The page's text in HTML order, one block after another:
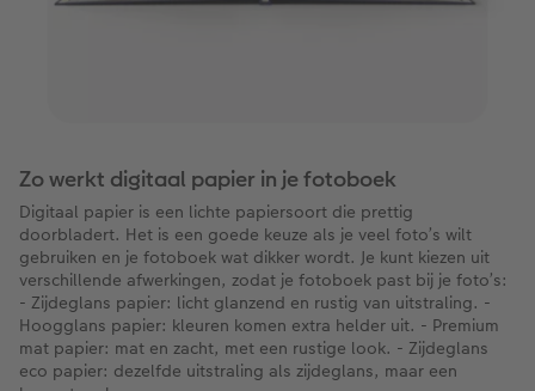
Zo werkt digitaal papier in je fotoboek
Digitaal papier is een lichte papiersoort die prettig
doorbladert. Het is een goede keuze als je veel foto’s wilt
gebruiken en je fotoboek wat dikker wordt. Je kunt kiezen uit
verschillende afwerkingen, zodat je fotoboek past bij je foto’s:
- Zijdeglans papier: licht glanzend en rustig van uitstraling. -
Hoogglans papier: kleuren komen extra helder uit. - Premium
mat papier: mat en zacht, met een rustige look. - Zijdeglans
eco papier: dezelfde uitstraling als zijdeglans, maar een